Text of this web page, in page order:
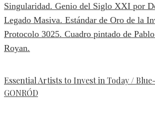
Essential Artists to Invest in Today /
GONRÓD